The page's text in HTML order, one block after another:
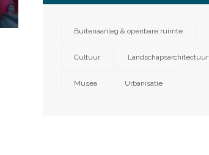
Buitenaanleg & openbare ruimte
Cultuur Landschapsarchitectuur
Musea Urbanisatie